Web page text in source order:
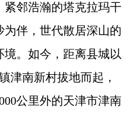
紧邻浩瀚的塔克拉玛干
伴，世代散居深山的
。如今，距离县城以
津南新村拔地而起，
公里外的天津市津南